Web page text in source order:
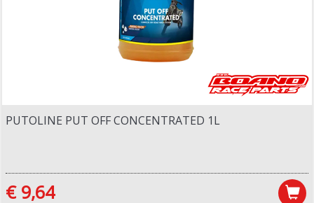
PUTOLINE PUT OFF CONCENTRATED 1L
€ 9,64